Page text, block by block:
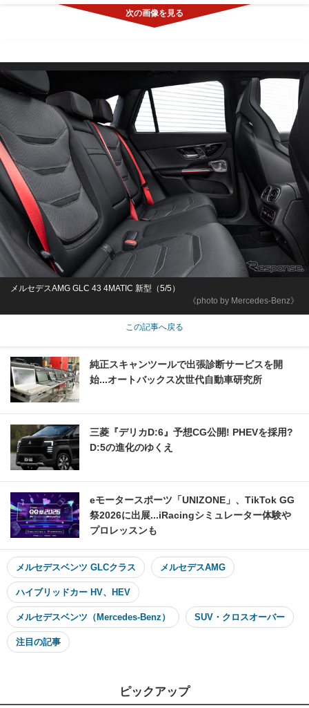
《photo by Mercedes-Benz》
メルセデスAMG GLC 43 4MATIC 新型（5/5）
この記事へ戻る
純正スキャンツールで出張診断サービスを開
始...オートバックス次世代自動車研究所
三菱『デリカD:6』予想CG公開! PHEVを採用?
D:5の進化のゆくえ
eモータースポーツ「UNIZONE」、TikTok GG
祭2026に出展...iRacingシミュレーター体験や
プロレッスンも
メルセデスベンツ GLCクラス メルセデスAMG
ハイブリッドカー HV、HEV
メルセデスベンツ（Mercedes-Benz） SUV・クロスオーバー
注目の記事
ピックアップ